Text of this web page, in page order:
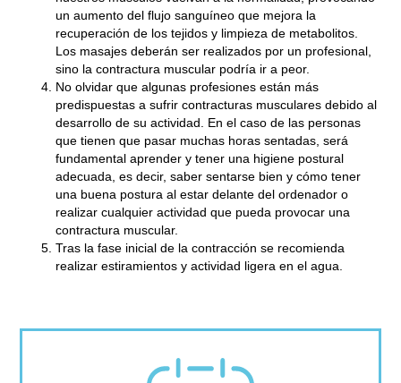
un aumento del flujo sanguíneo que mejora la
recuperación de los tejidos y limpieza de metabolitos.
Los masajes deberán ser realizados por un profesional,
sino la contractura muscular podría ir a peor.
No olvidar quealgunas profesiones están más
predispuestas a sufrir contracturas musculares debido al
desarrollo de su actividad. En el caso de las personas
que tienen que pasar muchas horas sentadas, será
fundamental aprender y tener una higiene postural
adecuada, es decir, saber sentarse bien y cómo tener
una buena postura al estar delante del ordenador o
realizar cualquier actividad que pueda provocar una
contractura muscular.
Tras la fase inicial de la contracción se recomienda
realizarestiramientos y actividad ligera en el agua.